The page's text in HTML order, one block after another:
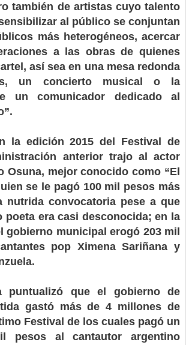
también de artistas cuyo talento
al público se conjuntan
más heterogéneos, acercar
a las obras de quienes
así sea en una mesa redonda
un concierto musical o la
un comunicador dedicado al
la edición 2015 del Festival de
anterior trajo al actor
Osuna, mejor conocido como “El
se le pagó 100 mil pesos más
nutrida convocatoria pese a que
poeta era casi desconocida; en la
gobierno municipal erogó 203 mil
pop Ximena Sariñana y
puntualizó que el gobierno de
gastó más de 4 millones de
Festival de los cuales pagó un
pesos al cantautor argentino